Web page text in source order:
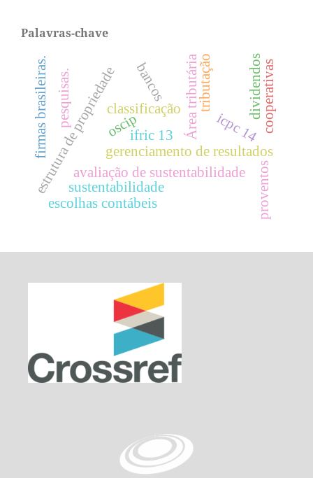
Palavras-chave
classificação Área tributáriatributação
gerenciamento de resultados
estrutura de propriedade
firmas brasileiras.
avaliação de sustentabilidade
bancos
pesquisas. oscip
sustentabilidade
ifric 13
escolhas contábeis
icpc 14cooperativas
dividendos
proventos